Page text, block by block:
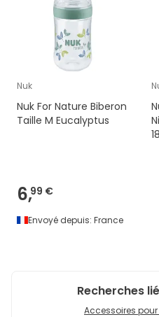
Nuk
Nuk For Nature Biberon
Taille M Eucalyptus
6,99 €
Envoyé depuis: France
Recherches
Accessoires